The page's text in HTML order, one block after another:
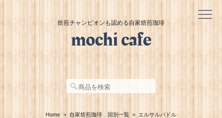
焙煎チャンピオンも認める自家焙煎珈琲
Home 自家焙煎珈琲 国別一覧 エルサルバドル